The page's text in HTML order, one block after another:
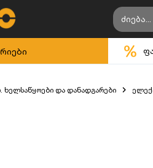
ხელსაწყოები და დანადგარები